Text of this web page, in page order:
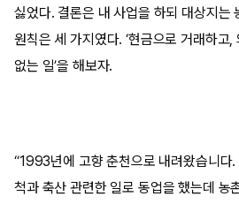
싫었다. 결론은 내 사업을 하되 대상지는
원칙은 세 가지였다. ‘현금으로 거래하고
없는 일’을 해보자.
“1993년에 고향 춘천으로 내려왔습니다
척과 축산 관련한 일로 동업을 했는데 농